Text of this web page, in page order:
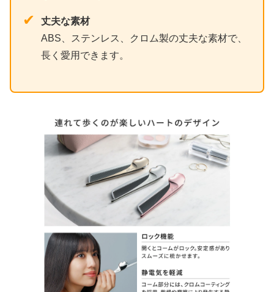
✔
丈夫な素材
ABS、ステンレス、クロム製の丈夫な素材で、
長く愛用できます。